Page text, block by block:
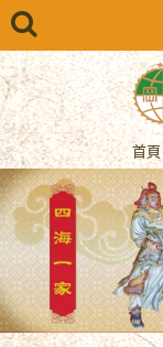
首頁